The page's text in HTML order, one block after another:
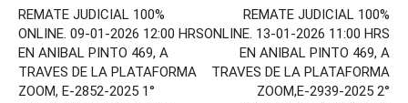
REMATE JUDICIAL 100%
ONLINE. 09-01-2026 12:00 HRS
EN ANIBAL PINTO 469, A
TRAVES DE LA PLATAFORMA
ZOOM, E-2852-2025 1°
REMATE JUDICIAL 100%
ONLINE. 13-01-2026 11:00 HRS
EN ANIBAL PINTO 469, A
TRAVES DE LA PLATAFORMA
ZOOM,E-2939-2025 2°